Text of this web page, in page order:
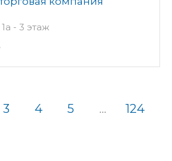
- 3 этаж
3 4 5 ... 124